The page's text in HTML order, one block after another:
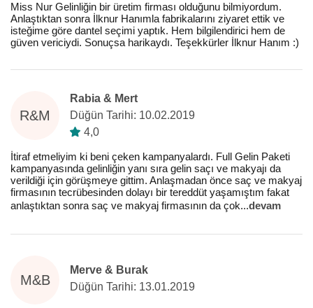
Miss Nur Gelinliğin bir üretim firması olduğunu bilmiyordum.
Anlaştıktan sonra İlknur Hanımla fabrikalarını ziyaret ettik ve
isteğime göre dantel seçimi yaptık. Hem bilgilendirici hem de
güven vericiydi. Sonuçsa harikaydı. Teşekkürler İlknur Hanım :)
R&M
Rabia & Mert
Düğün Tarihi: 10.02.2019
4,0
İtiraf etmeliyim ki beni çeken kampanyalardı. Full Gelin Paketi
kampanyasında gelinliğin yanı sıra gelin saçı ve makyajı da
verildiği için görüşmeye gittim. Anlaşmadan önce saç ve makyaj
firmasının tecrübesinden dolayı bir tereddüt yaşamıştım fakat
anlaştıktan sonra saç ve makyaj firmasının da çok...devam
M&B
Merve & Burak
Düğün Tarihi: 13.01.2019